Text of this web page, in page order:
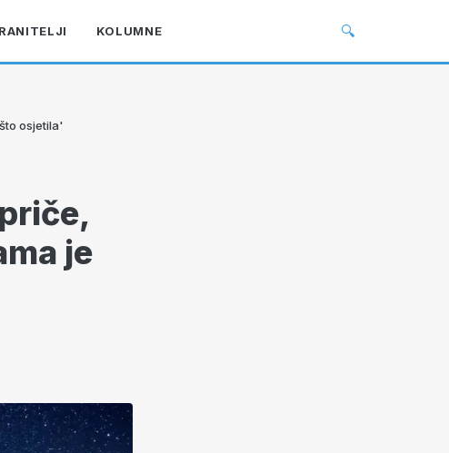
KOLUMNE 🔍
osjetila'
je